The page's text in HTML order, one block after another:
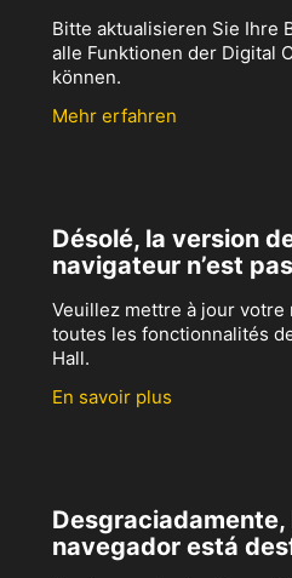
Bitte aktualisieren Sie Ihre
alle Funktionen der Digital
können.
Mehr erfahren
Désolé, la version
navigateur n’est
Veuillez mettre à jour
toutes les fonctionnalités
Hall.
En savoir plus
Desgraciadamente,
navegador está